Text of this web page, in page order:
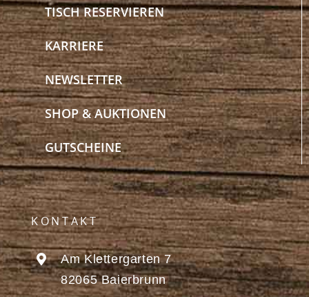
TISCH RESERVIEREN
KARRIERE
NEWSLETTER
SHOP & AUKTIONEN
GUTSCHEINE
KONTAKT
Am Klettergarten 7
82065 Baierbrunn